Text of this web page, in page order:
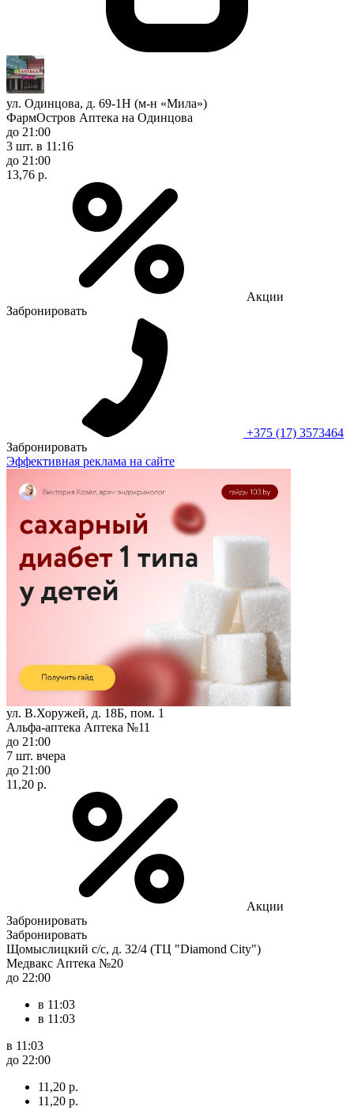
ул. Одинцова, д. 69-1Н (м-н «Мила»)
ФармОстров Аптека на Одинцова
до 21:00
3 шт. в 11:16
до 21:00
13,76 р.
Акции
Забронировать
+375 (17) 3573464
Забронировать
Эффективная реклама на сайте
ул. В.Хоружей, д. 18Б, пом. 1
Альфа-аптека Аптека №11
до 21:00
7 шт. вчера
до 21:00
11,20 р.
Акции
Забронировать
Забронировать
Щомыслицкий с/с, д. 32/4 (ТЦ "Diamond City")
Медвакс Аптека №20
до 22:00
в 11:03
в 11:03
в 11:03
до 22:00
11,20 р.
11,20 р.